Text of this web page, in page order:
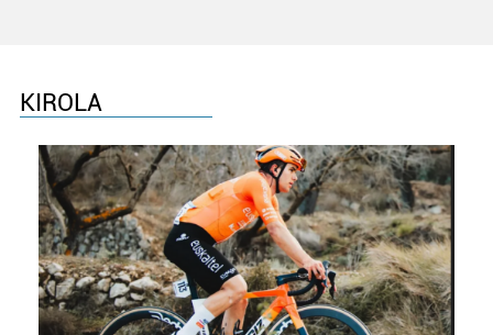
KIROLA